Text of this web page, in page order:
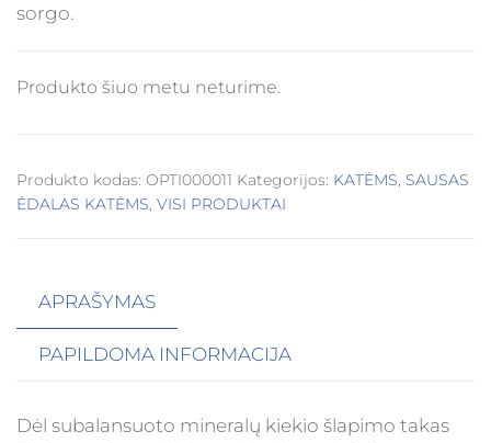
sorgo.
Produkto šiuo metu neturime.
Produkto kodas: OPTI000011 Kategorijos: KATĖMS SAUSAS
ĖDALAS KATĖMS VISI PRODUKTAI
APRAŠYMAS
PAPILDOMA INFORMACIJA
Dėl subalansuoto mineralų kiekio šlapimo takas